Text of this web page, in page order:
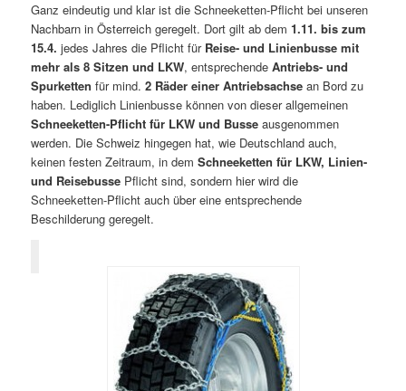
Ganz eindeutig und klar ist die Schneeketten-Pflicht bei unseren
Nachbarn in Österreich geregelt. Dort gilt ab dem1.11. bis zum
15.4. jedes Jahres die Pflicht für Reise- und Linienbusse mit
mehr als 8 Sitzen und LKW, entsprechendeAntriebs- und
Spurketten für mind.2 Räder einer Antriebsachse an Bord zu
haben. Lediglich Linienbusse können von dieser allgemeinen
Schneeketten-Pflicht für LKW und Busse ausgenommen
werden. Die Schweiz hingegen hat, wie Deutschland auch,
keinen festen Zeitraum, in dem Schneeketten für LKW, Linien-
und Reisebusse Pflicht sind, sondern hier wird die
Schneeketten-Pflicht auch über eine entsprechende
Beschilderung geregelt.